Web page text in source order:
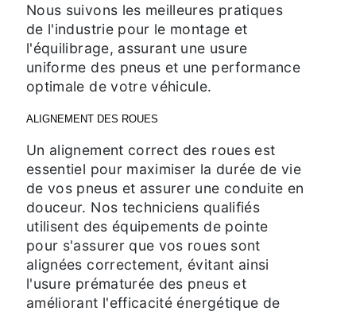
Nous suivons les meilleures pratiques
de l'industrie pour le montage et
l'équilibrage, assurant une usure
uniforme des pneus et une performance
optimale de votre véhicule.
ALIGNEMENT DES ROUES
Un alignement correct des roues est
essentiel pour maximiser la durée de vie
de vos pneus et assurer une conduite en
douceur. Nos techniciens qualifiés
utilisent des équipements de pointe
pour s'assurer que vos roues sont
alignées correctement, évitant ainsi
l'usure prématurée des pneus et
améliorant l'efficacité énergétique de